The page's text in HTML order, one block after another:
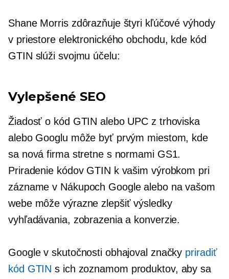
Shane Morris zdôrazňuje štyri kľúčové výhody
v priestore elektronického obchodu, kde kód
GTIN slúži svojmu účelu:
Vylepšené SEO
Žiadosť o kód GTIN alebo UPC z trhoviska
alebo Googlu môže byť prvým miestom, kde
sa nová firma stretne s normami GS1.
Priradenie kódov GTIN k vašim výrobkom pri
zázname v Nákupoch Google alebo na vašom
webe môže výrazne zlepšiť výsledky
vyhľadávania, zobrazenia a konverzie.
Google v skutočnosti obhajoval značky priradiť
kód GTIN s ich zoznamom produktov, aby sa